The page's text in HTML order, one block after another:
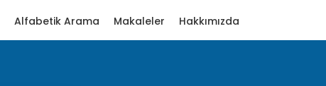
Alfabetik Arama Makaleler Hakkımızda